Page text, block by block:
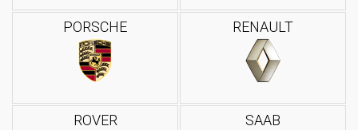
PORSCHE RENAULT
ROVER SAAB